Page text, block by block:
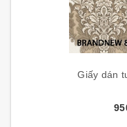
Giấy dán